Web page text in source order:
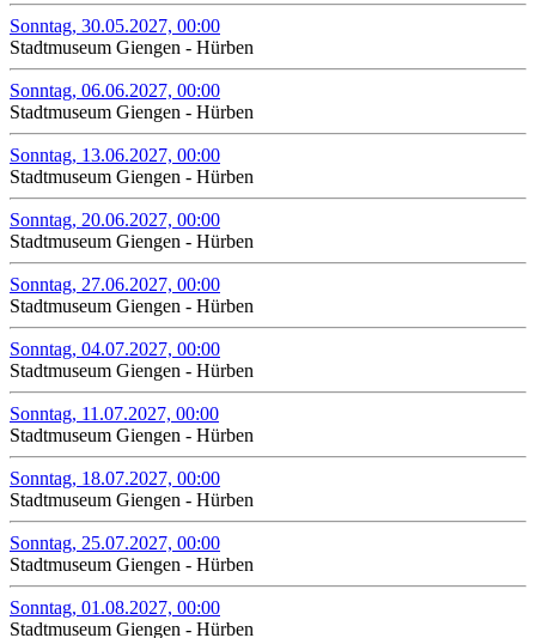
Sonntag, 30.05.2027, 00:00
Stadtmuseum Giengen - Hürben
Sonntag, 06.06.2027, 00:00
Stadtmuseum Giengen - Hürben
Sonntag, 13.06.2027, 00:00
Stadtmuseum Giengen - Hürben
Sonntag, 20.06.2027, 00:00
Stadtmuseum Giengen - Hürben
Sonntag, 27.06.2027, 00:00
Stadtmuseum Giengen - Hürben
Sonntag, 04.07.2027, 00:00
Stadtmuseum Giengen - Hürben
Sonntag, 11.07.2027, 00:00
Stadtmuseum Giengen - Hürben
Sonntag, 18.07.2027, 00:00
Stadtmuseum Giengen - Hürben
Sonntag, 25.07.2027, 00:00
Stadtmuseum Giengen - Hürben
Sonntag, 01.08.2027, 00:00
Stadtmuseum Giengen - Hürben